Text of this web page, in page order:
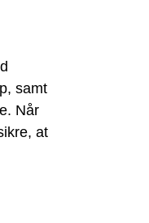
samt
Når
at